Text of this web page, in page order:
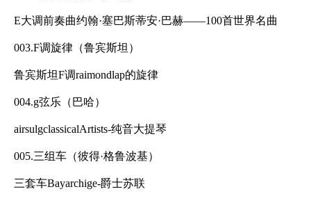
E大调前奏曲约翰·塞巴斯蒂安·巴赫——100首世界名曲
003.F调旋律（鲁宾斯坦）
鲁宾斯坦F调raimondlap的旋律
004.g弦乐（巴哈）
airsulgclassicalArtists-纯音大提琴
005.三组车（彼得·格鲁波基）
三套车Bayarchige-爵士苏联